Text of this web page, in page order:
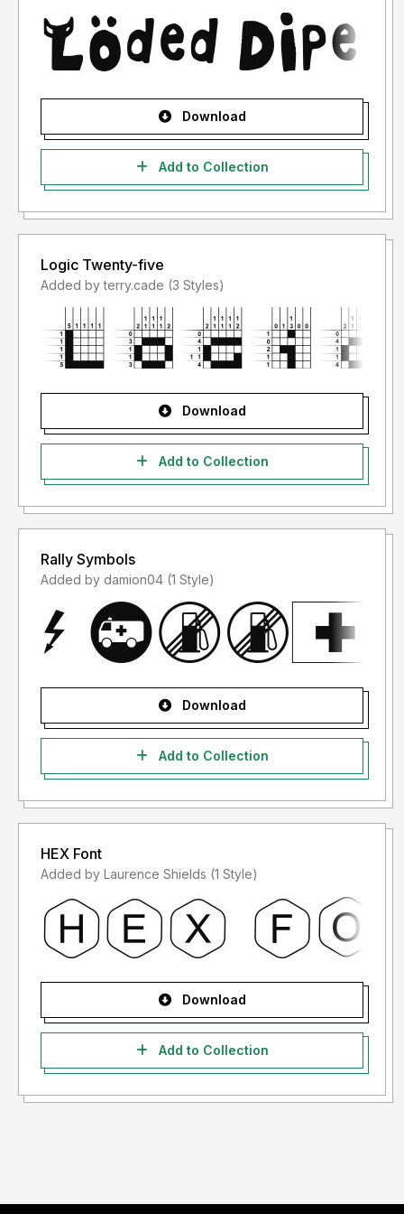
- Lisensi font setelah penggunaan silahkan gunakan sesuai
terms & condition yang berlaku setelah anda membeli
Informasi tentang Lisensi apa yang akan anda perlukan,
silahkan menghubungi kami di :
Download
Add to Collection
Logic Twenty-five
Added by terry.cade (3 Styles)
Download
Add to Collection
Rally Symbols
Added by damion04 (1 Style)
Download
Add to Collection
HEX Font
Added by Laurence Shields (1 Style)
Download
Add to Collection